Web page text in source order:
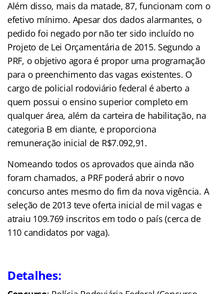
Além disso, mais da matade, 87, funcionam com o
efetivo mínimo. Apesar dos dados alarmantes, o
pedido foi negado por não ter sido incluído no
Projeto de Lei Orçamentária de 2015. Segundo a
PRF, o objetivo agora é propor uma programação
para o preenchimento das vagas existentes. O
cargo de policial rodoviário federal é aberto a
quem possui o ensino superior completo em
qualquer área, além da carteira de habilitação, na
categoria B em diante, e proporciona
remuneração inicial de R$7.092,91.
Nomeando todos os aprovados que ainda não
foram chamados, a PRF poderá abrir o novo
concurso antes mesmo do fim da nova vigência. A
seleção de 2013 teve oferta inicial de mil vagas e
atraiu 109.769 inscritos em todo o país (cerca de
110 candidatos por vaga).
Detalhes: